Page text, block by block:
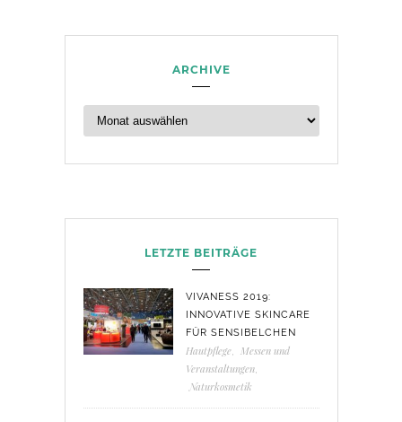
ARCHIVE
LETZTE BEITRÄGE
VIVANESS 2019:
INNOVATIVE SKINCARE
FÜR SENSIBELCHEN
Hautpflege,
Messen und
Veranstaltungen,
Naturkosmetik